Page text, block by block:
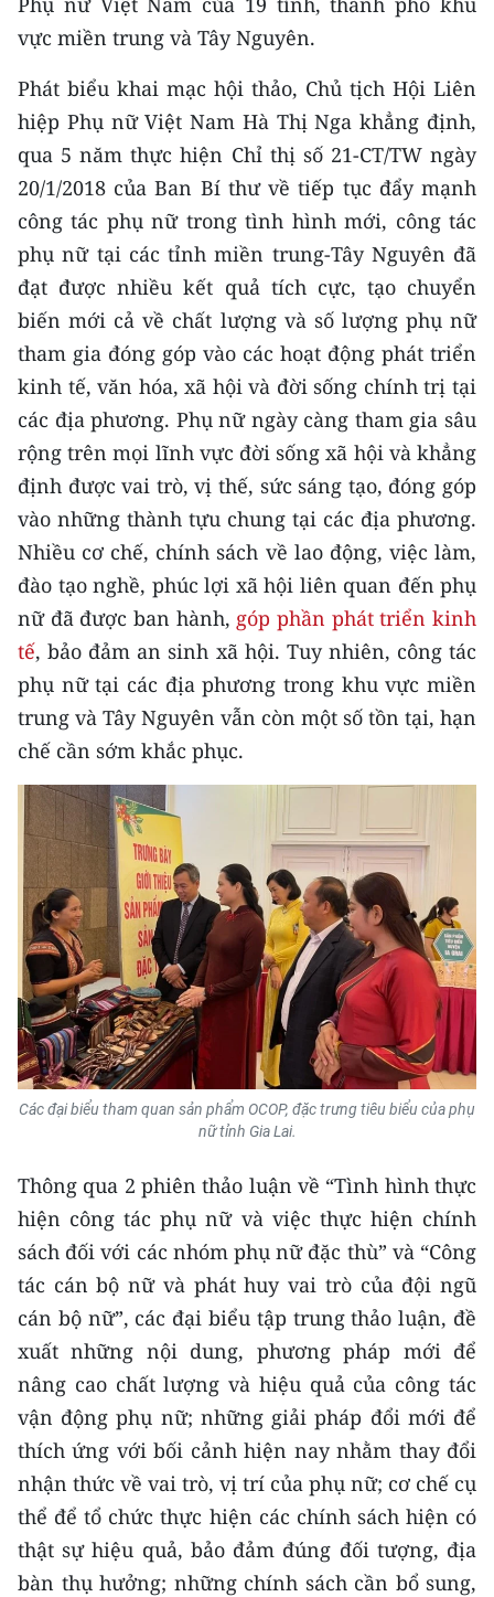
Media Văn hóa
Media Xã hội
Media Pháp luật
Media Du lịch
Media Thế giới
Media Thể thao
Media Giáo dục
Media Y tế
Media Khoa học - Công nghệ
Media Môi trường
Ảnh
Infographic
TIN MỚI
TIN ĐỊA PHƯƠNG
Trung du và miền núi phía Bắc
Đồng bằng sông Hồng
Bắc Trung Bộ
Duyên hải Nam Trung Bộ và Tây
Nguyên
Đông Nam Bộ
Đồng bằng sông Cửu Long
Chuyên trang Hà Nội
Chuyên trang TP. Hồ Chí Minh
CÁC CHUYÊN TRANG
VỀ BÁO NHÂN DÂN
THỜI NAY
NHÂN DÂN CUỐI TUẦN
NHÂN DÂN HẰNG THÁNG
MUA BÁO
ĐỌC BÁO IN
vực miền trung và Tây Nguyên.
Phát biểu khai mạc hội thảo, Chủ tịch Hội Liên
hiệp Phụ nữ Việt Nam Hà Thị Nga khẳng định,
qua 5 năm thực hiện Chỉ thị số 21-CT/TW ngày
20/1/2018 của Ban Bí thư về tiếp tục đẩy mạnh
công tác phụ nữ trong tình hình mới, công tác
phụ nữ tại các tỉnh miền trung-Tây Nguyên đã
đạt được nhiều kết quả tích cực, tạo chuyển
biến mới cả về chất lượng và số lượng phụ nữ
tham gia đóng góp vào các hoạt động phát triển
kinh tế, văn hóa, xã hội và đời sống chính trị tại
các địa phương. Phụ nữ ngày càng tham gia sâu
rộng trên mọi lĩnh vực đời sống xã hội và khẳng
định được vai trò, vị thế, sức sáng tạo, đóng góp
vào những thành tựu chung tại các địa phương.
Nhiều cơ chế, chính sách về lao động, việc làm,
đào tạo nghề, phúc lợi xã hội liên quan đến phụ
nữ đã được ban hành, góp phần phát triển kinh
tế, bảo đảm an sinh xã hội. Tuy nhiên, công tác
phụ nữ tại các địa phương trong khu vực miền
trung và Tây Nguyên vẫn còn một số tồn tại, hạn
chế cần sớm khắc phục.
Các đại biểu tham quan sản phẩm OCOP, đặc trưng tiêu biểu của phụ
nữ tỉnh Gia Lai.
Thông qua 2 phiên thảo luận về “Tình hình thực
hiện công tác phụ nữ và việc thực hiện chính
sách đối với các nhóm phụ nữ đặc thù” và “Công
tác cán bộ nữ và phát huy vai trò của đội ngũ
cán bộ nữ”, các đại biểu tập trung thảo luận, đề
xuất những nội dung, phương pháp mới để
nâng cao chất lượng và hiệu quả của công tác
vận động phụ nữ; những giải pháp đổi mới để
thích ứng với bối cảnh hiện nay nhằm thay đổi
nhận thức về vai trò, vị trí của phụ nữ; cơ chế cụ
thể để tổ chức thực hiện các chính sách hiện có
thật sự hiệu quả, bảo đảm đúng đối tượng, địa
bàn thụ hưởng; những chính sách cần bổ sung,